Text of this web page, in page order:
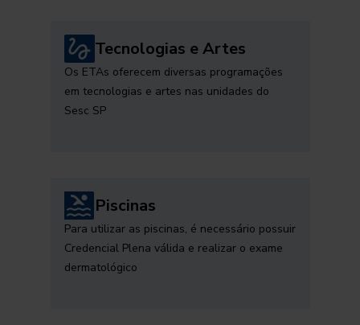
Tecnologias e Artes
Os ETAs oferecem diversas programações
em tecnologias e artes nas unidades do
Sesc SP
Piscinas
Para utilizar as piscinas, é necessário possuir
Credencial Plena válida e realizar o exame
dermatológico